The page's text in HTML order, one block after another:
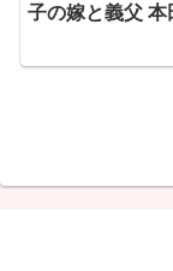
子の嫁と義父 本